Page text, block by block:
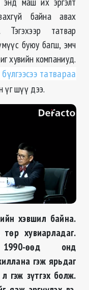
байна авах
татвар
буюу багш, эмч
хувийн компаниуд.
татвараа
үг шүү дээ.
хэвшил байна.
хувиарладаг.
өөд онд
гэж ярьдаг
гэж зүтгэх болж.